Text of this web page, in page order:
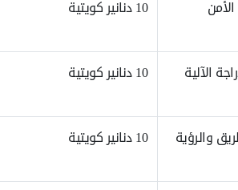
10 دنانير كويتية
الآلية
10 دنانير كويتية
والرؤية
10 دنانير كويتية